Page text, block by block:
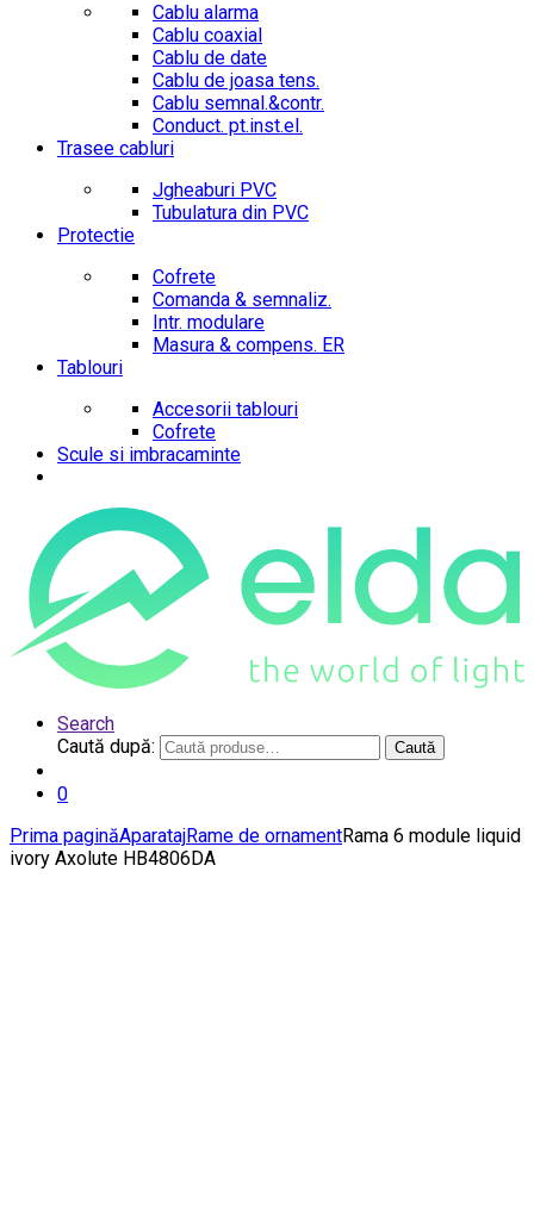
Cablu alarma
Cablu coaxial
Cablu de date
Cablu de joasa tens.
Cablu semnal.&contr.
Conduct. pt.inst.el.
Trasee cabluri
Jgheaburi PVC
Tubulatura din PVC
Protectie
Cofrete
Comanda & semnaliz.
Intr. modulare
Masura & compens. ER
Tablouri
Accesorii tablouri
Cofrete
Scule si imbracaminte
Search
Caută după:
Caută
0
Prima paginăAparatajRame de ornamentRama 6 module liquid
ivory Axolute HB4806DA